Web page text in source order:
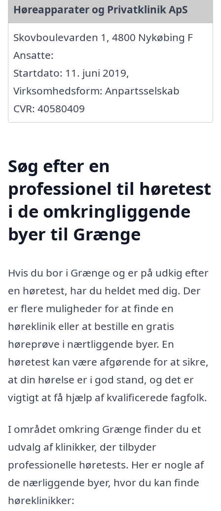
Høreapparater og Privatklinik ApS
Skovboulevarden 1, 4800 Nykøbing F
Ansatte:
Startdato: 11. juni 2019,
Virksomhedsform: Anpartsselskab
CVR: 40580409
Søg efter en
professionel til høretest
i de omkringliggende
byer til Grænge
Hvis du bor i Grænge og er på udkig efter
en høretest, har du heldet med dig. Der
er flere muligheder for at finde en
høreklinik eller at bestille en gratis
høreprøve i nærtliggende byer. En
høretest kan være afgørende for at sikre,
at din hørelse er i god stand, og det er
vigtigt at få hjælp af kvalificerede fagfolk.
I området omkring Grænge finder du et
udvalg af klinikker, der tilbyder
professionelle høretests. Her er nogle af
de nærliggende byer, hvor du kan finde
høreklinikker: